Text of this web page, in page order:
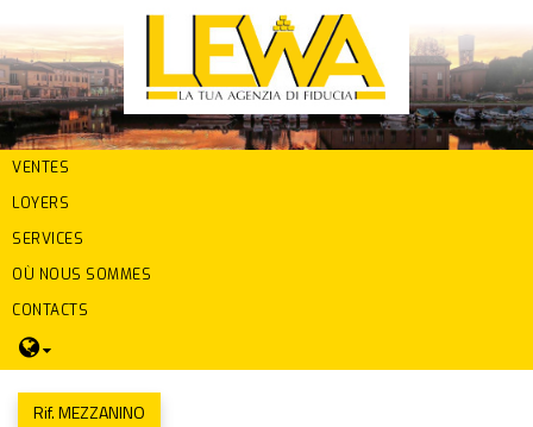
VENTES
LOYERS
SERVICES
OÙ NOUS SOMMES
CONTACTS
Rif. MEZZANINO